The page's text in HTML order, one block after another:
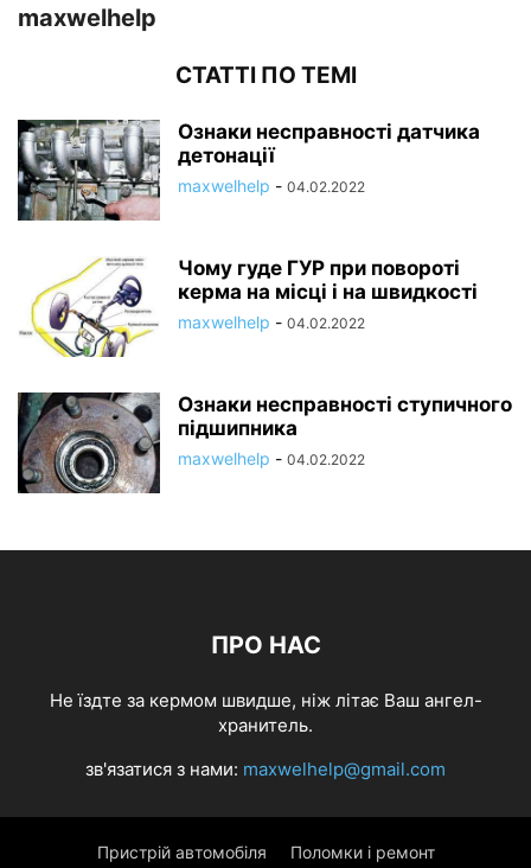
maxwelhelp
СТАТТІ ПО ТЕМІ
Ознаки несправності датчика
детонації
maxwelhelp - 04.02.2022
Чому гуде ГУР при повороті
керма на місці і на швидкості
maxwelhelp - 04.02.2022
Ознаки несправності ступичного
підшипника
maxwelhelp - 04.02.2022
ПРО НАС
Не їздте за кермом швидше, ніж літає Ваш ангел-
хранитель.
зв'язатися з нами: maxwelhelp@gmail.com
Пристрій автомобіля Поломки і ремонт